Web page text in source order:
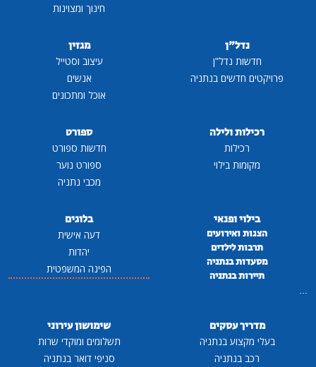
חינוך ומצוינות
נדל"ן
חדשות נדל"ן
פרויקטים חדשים בנתניה
מגזין
עיצוב וסטייל
אנשים
אוכל ומתכונים
רכילות ולילה
רכילות
מקומות בילוי
ספורט
חדשות ספורט
ספורט נוער
מכבי נתניה
בילוי ופנאי
הצגות ואירועים
תרבות לילדים
מסעדות בנתניה
תיירות בנתניה
בלוגים
דעה אישית
יהדות
הפינה המשפטית
מדריך עסקים
בעלי מקצוע בנתניה
רכב בנתניה
שימושון עירוני
תשלומים ומוקדי שרות
סניפי דואר בנתניה